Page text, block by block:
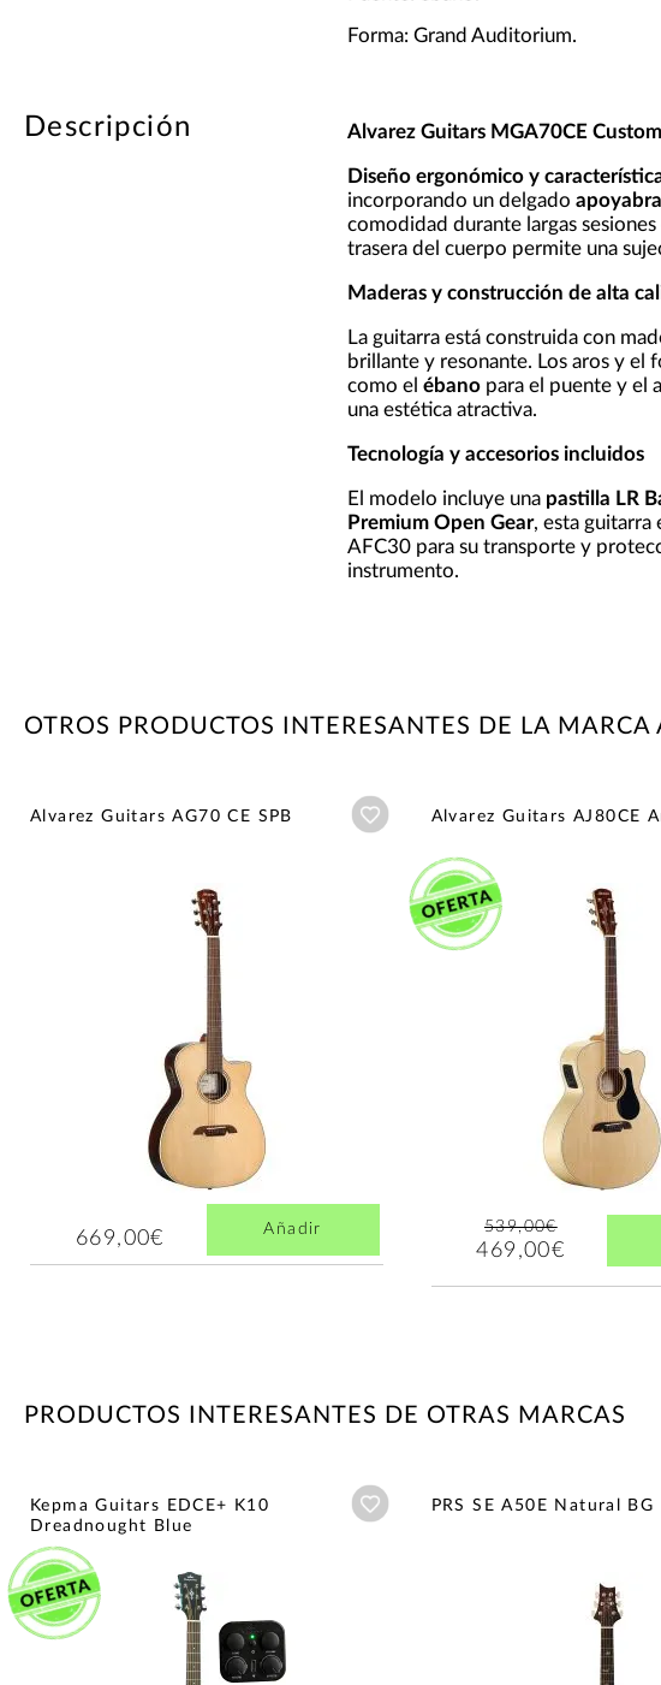
Forma: Grand Auditorium.
Descripción Alvarez Guitars MGA70CE
Diseño ergonómico y
incorporando un delgado
comodidad durante largas
trasera del cuerpo permite una
Maderas y construcción de alta
La guitarra está construida con
brillante y resonante. Los aros y el
como el ébanopara el puente y el
una estética atractiva.
Tecnología y accesorios incluidos
El modelo incluye una pastilla LR
Premium Open Gear, esta guitarra
AFC30 para su transporte y
instrumento.
OTROS PRODUCTOS INTERESANTES DE LA MARCA
Alvarez Guitars AG70 CE SPB Añadir a wishlist
669,00€ Añadir
Alvarez Guitars AJ80CE
539,00€
469,00€
PRODUCTOS INTERESANTES DE OTRAS MARCAS
Kepma Guitars EDCE+ K10
Dreadnought Blue
Añadir a wishlist
PRS SE A50E Natural BG